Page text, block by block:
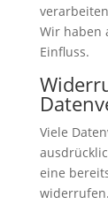
Wir haben
Einfluss.
Viele
eine